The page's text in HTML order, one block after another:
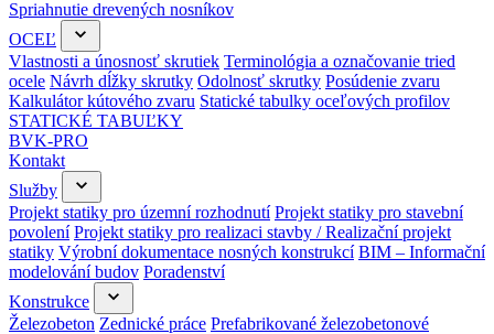
Spriahnutie drevených nosníkov
OCEĽ
Vlastnosti a únosnosť skrutiek Terminológia a označovanie tried
ocele Návrh dĺžky skrutky Odolnosť skrutky Posúdenie zvaru
Kalkulátor kútového zvaru Statické tabulky oceľových profilov
STATICKÉ TABUĽKY
BVK-PRO
Kontakt
Služby
Projekt statiky pro územní rozhodnutí Projekt statiky pro stavební
povolení Projekt statiky pro realizaci stavby / Realizační projekt
statiky Výrobní dokumentace nosných konstrukcí BIM – Informační
modelování budov Poradenství
Konstrukce
Železobeton Zednické práce Prefabrikované železobetonové